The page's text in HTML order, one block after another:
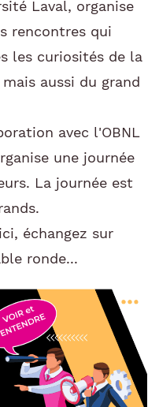
Laval, organise
rencontres qui
les curiosités de la
aussi du grand
avec l'OBNL
une journée
La journée est
échangez sur
ronde...